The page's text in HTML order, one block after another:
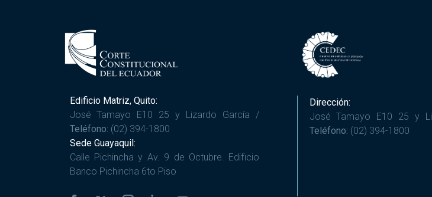
Edificio Matriz, Quito:
José Tamayo E10 25 y Lizardo García /
Teléfono: (02) 394-1800
Sede Guayaquil:
Calle Pichincha y Av. 9 de Octubre. Edificio
Banco Pichincha 6to Piso
Dirección:
José Tamayo E10 25 y
Teléfono: (02) 394-1800